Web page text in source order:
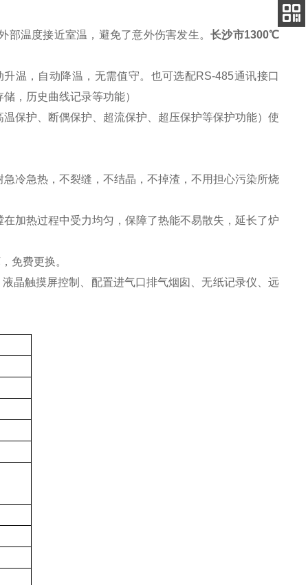
部温度接近室温，避免了意外伤害发生。长沙市1300℃
温，自动降温，无需值守。也可选配RS-485通讯接口
，历史曲线记录等功能）
保护、断偶保护、超流保护、超压保护等保护功能）使
冷急热，不裂缝，不结晶，不掉渣，不用担心污染所烧
加热过程中受力均匀，保障了热能不易散失，延长了炉
免费更换。
液晶触摸屏控制、配置进气口排气烟囱、无纸记录仪、远
客服
电话